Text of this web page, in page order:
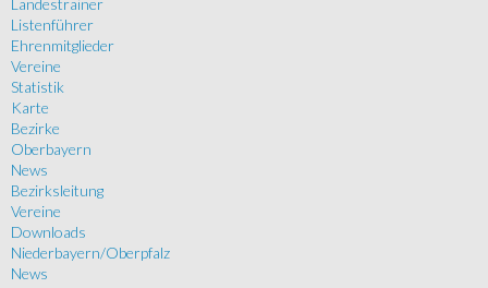
Landestrainer
Listenführer
Ehrenmitglieder
Vereine
Statistik
Karte
Bezirke
Oberbayern
News
Bezirksleitung
Vereine
Downloads
Niederbayern/Oberpfalz
News